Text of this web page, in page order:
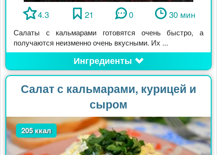
4.3 21 0 30 мин
Салаты с кальмарами готовятся очень быстро, а
получаются неизменно очень вкусными. Их ...
Ингредиенты
Салат с кальмарами, курицей и
сыром
205 ккал